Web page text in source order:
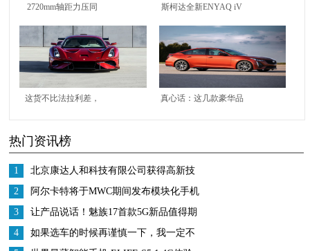
2720mm轴距力压同
级，第七代伊兰特实车
曝光，它不香吗？
斯柯达全新ENYAQ iV
实拍！配发光前格栅，
内饰13英寸大屏更豪华
这货不比法拉利差，
保底90万美元起
真心话：这几款豪华品
热门资讯榜
1
北京康达人和科技有限公司获得高新技
术企业证书
2
阿尔卡特将于MWC期间发布模块化手机
3
让产品说话！魅族17首款5G新品值得期
待，小米10的亮点他都有
4
如果选车的时候再谨慎一下，我一定不
会错过新自由光2.0T